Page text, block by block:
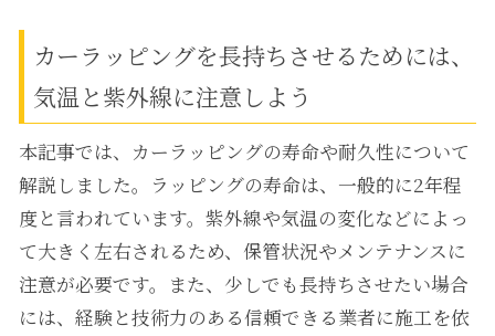
カーラッピングを長持ちさせるためには、
気温と紫外線に注意しよう
本記事では、カーラッピングの寿命や耐久性について
解説しました。ラッピングの寿命は、一般的に2年程
度と言われています。紫外線や気温の変化などによっ
て大きく左右されるため、保管状況やメンテナンスに
注意が必要です。また、少しでも長持ちさせたい場合
には、経験と技術力のある信頼できる業者に施工を依